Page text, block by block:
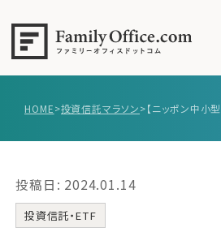
事例紹介
エキスパート一覧
HOME>投資信託マラソン>
投稿日: 2024.01.14
投資信託・ETF